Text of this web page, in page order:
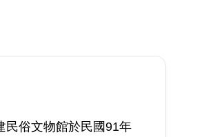
民俗文物館於民國91年